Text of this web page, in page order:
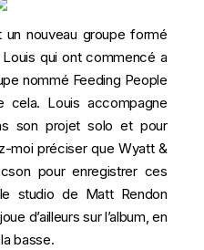
un nouveau groupe formé
qui ont commencé a
nommé Feeding People
Louis accompagne
son projet solo et pour
moi préciser que Wyatt &
pour enregistrer ces
studio de Matt Rendon
d’ailleurs sur l’album, en
basse.